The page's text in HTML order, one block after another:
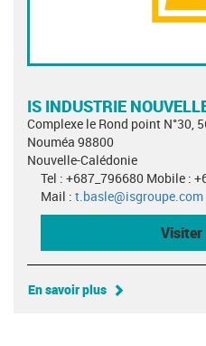
IS INDUSTRIE
Complexe le Rond point N°30,
Nouméa 98800
Nouvelle-Calédonie
Tel : +687_796680 Mobile :
Mail : t.basle@isgroupe.com
Visiter
En savoir plus